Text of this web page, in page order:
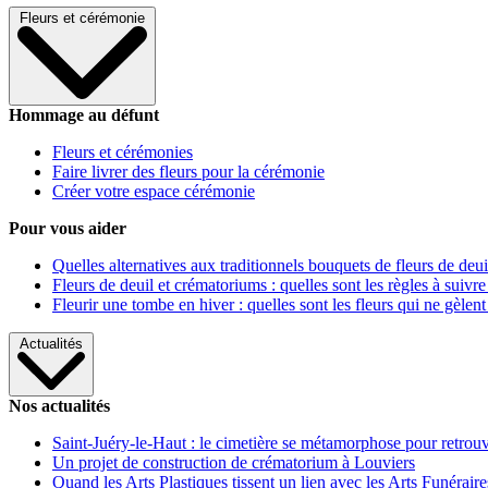
Fleurs et cérémonie
Hommage au défunt
Fleurs et cérémonies
Faire livrer des fleurs pour la cérémonie
Créer votre espace cérémonie
Pour vous aider
Quelles alternatives aux traditionnels bouquets de fleurs de
Fleurs de deuil et crématoriums : quelles sont les règles à
Fleurir une tombe en hiver : quelles sont les fleurs qui ne gèlent
Actualités
Nos actualités
Saint-Juéry-le-Haut : le cimetière se métamorphose pour
Un projet de construction de crématorium à Louviers
Quand les Arts Plastiques tissent un lien avec les Arts